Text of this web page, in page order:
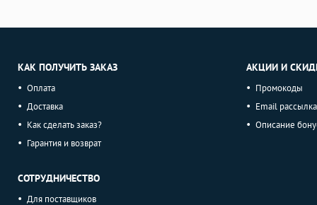
КАК ПОЛУЧИТЬ ЗАКАЗ
Оплата
Доставка
Как сделать заказ?
Гарантия и возврат
СОТРУДНИЧЕСТВО
Для поставщиков
АКЦИИ И
Промокоды
Email рассылка
Описание